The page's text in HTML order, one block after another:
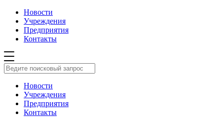
Новости
Учреждения
Предприятия
Контакты
Новости
Учреждения
Предприятия
Контакты